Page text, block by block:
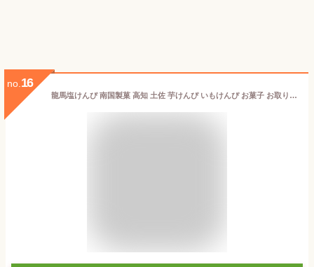
no. 16
龍馬塩けんぴ 南国製菓 高知 土佐 芋けんぴ いもけんぴ お菓子 お取り寄せ 高知県 グルメ 駄菓子 懐かしい 美味しい おやつ 菓子 塩けんぴ 美味しい 止まらない 国内産さつまいも 細切り 室戸海洋深層水仕込み